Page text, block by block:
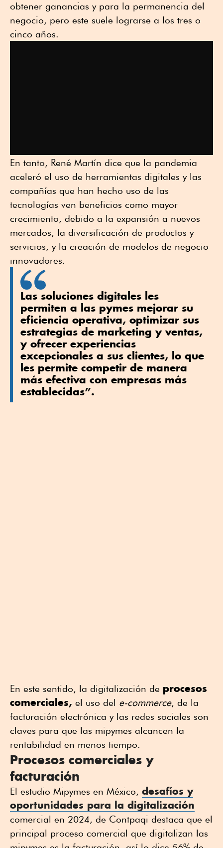
obtener ganancias y para la permanencia del
negocio, pero este suele lograrse a los tres o
cinco años.
En tanto, René Martín dice que la pandemia
aceleró el uso de herramientas digitales y las
compañías que han hecho uso de las
tecnologías ven beneficios como mayor
crecimiento, debido a la expansión a nuevos
mercados, la diversificación de productos y
servicios, y la creación de modelos de negocio
innovadores.
Las soluciones digitales les
permiten a las pymes mejorar su
eficiencia operativa, optimizar sus
estrategias de marketing y ventas,
y ofrecer experiencias
excepcionales a sus clientes, lo que
les permite competir de manera
más efectiva con empresas más
establecidas”.
En este sentido, la digitalización de procesos
comerciales, el uso del e-commerce, de la
facturación electrónica y las redes sociales son
claves para que las mipymes alcancen la
rentabilidad en menos tiempo.
Procesos comerciales y
facturación
El estudio Mipymes en México, desafíos y
oportunidades para la digitalización
comercial en 2024, de Contpaqi destaca que el
principal proceso comercial que digitalizan las